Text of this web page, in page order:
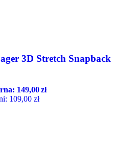
3D Stretch Snapback
149,00zł
109,00 zł